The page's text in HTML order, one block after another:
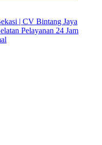
| CV Bintang Jaya
Pelayanan 24 Jam